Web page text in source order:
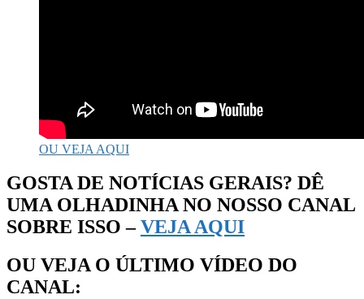
OU VEJA AQUI
GOSTA DE NOTÍCIAS GERAIS? DÊ
UMA OLHADINHA NO NOSSO CANAL
SOBRE ISSO –VEJA AQUI
OU VEJA O ÚLTIMO VÍDEO DO
CANAL: